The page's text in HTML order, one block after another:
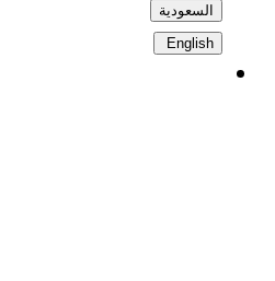
السعودية
English